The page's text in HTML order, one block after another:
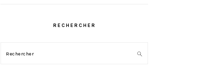
RECHERCHER
Rechercher